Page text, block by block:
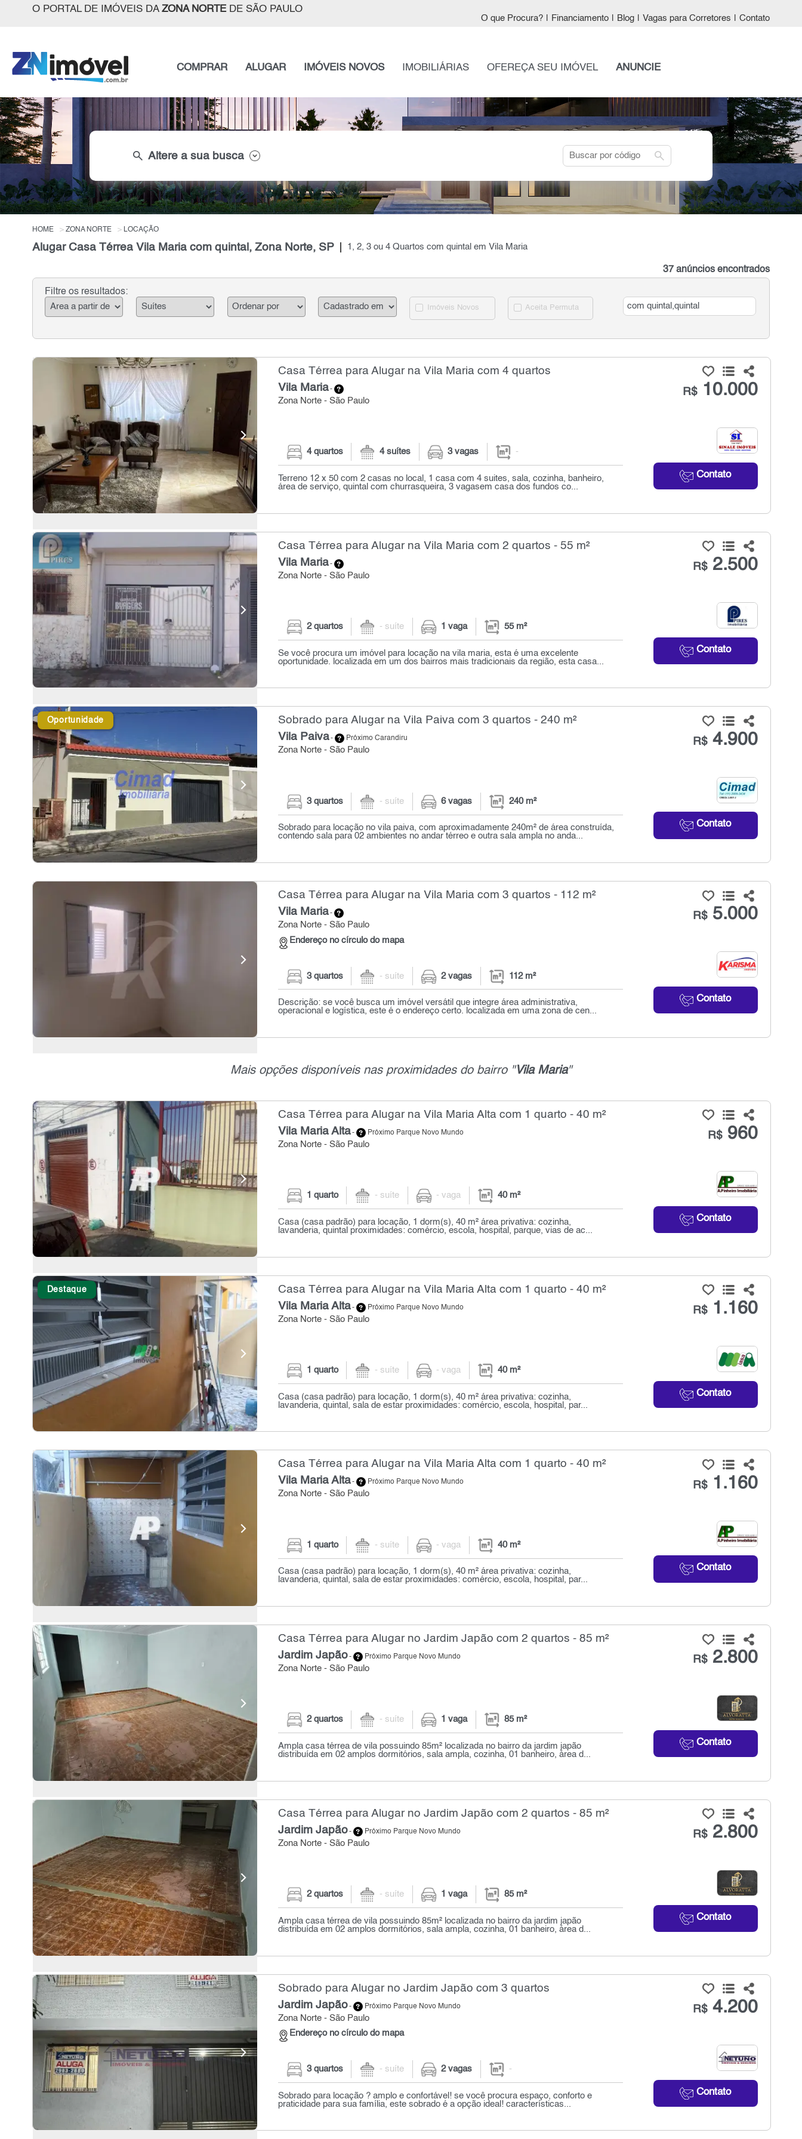
O PORTAL DE IMÓVEIS DA ZONA NORTEDE SÃO PAULO
O que Procura? Financiamento Blog Vagas para Corretores Contato
COMPRAR ALUGAR IMÓVEIS NOVOS IMOBILIÁRIAS OFEREÇA SEU IMÓVEL ANUNCIE
search Altere a sua busca search
HOME ZONA NORTE LOCAÇÃO
Alugar Casa Térrea Vila Maria com quintal, Zona Norte, SP 1, 2, 3 ou 4 Quartos com quintal em Vila Maria
37 anúncios encontrados
Filtre os resultados:
Imóveis Novos Aceita Permuta
Casa Térrea para Alugar na Vila Maria com 4 quartos
Vila Maria-
Zona Norte - São Paulo
R$10.000
Contato
4 quartos 4 suítes 3 vagas -
Terreno 12 x 50 com 2 casas no local, 1 casa com 4 suites, sala, cozinha, banheiro,
área de serviço, quintal com churrasqueira, 3 vagasem casa dos fundos co...
Casa Térrea para Alugar na Vila Maria com 2 quartos - 55 m²
Vila Maria-
Zona Norte - São Paulo
R$2.500
Contato
2 quartos - suíte 1 vaga 55 m²
Se você procura um imóvel para locação na vila maria, esta é uma excelente
oportunidade. localizada em um dos bairros mais tradicionais da região, esta casa...
Oportunidade Sobrado para Alugar na Vila Paiva com 3 quartos - 240 m²
Vila Paiva- Próximo Carandiru
Zona Norte - São Paulo
R$4.900
Contato
3 quartos - suíte 6 vagas 240 m²
Sobrado para locação no vila paiva, com aproximadamente 240m² de área construída,
contendo sala para 02 ambientes no andar térreo e outra sala ampla no anda...
Casa Térrea para Alugar na Vila Maria com 3 quartos - 112 m²
Vila Maria-
Zona Norte - São Paulo
Endereço no círculo do mapa
R$5.000
Contato
3 quartos - suíte 2 vagas 112 m²
Descrição: se você busca um imóvel versátil que integre área administrativa,
operacional e logística, este é o endereço certo. localizada em uma zona de cen...
Mais opções disponíveis nas proximidades do bairro "Vila Maria"
Casa Térrea para Alugar na Vila Maria Alta com 1 quarto - 40 m²
Vila Maria Alta- Próximo Parque Novo Mundo
Zona Norte - São Paulo
R$960
Contato
1 quarto - suíte - vaga 40 m²
Casa (casa padrão) para locação, 1 dorm(s), 40 m² área privativa: cozinha,
lavanderia, quintal proximidades: comércio, escola, hospital, parque, vias de ac...
Destaque Casa Térrea para Alugar na Vila Maria Alta com 1 quarto - 40 m²
Vila Maria Alta- Próximo Parque Novo Mundo
Zona Norte - São Paulo
R$1.160
Contato
1 quarto - suíte - vaga 40 m²
Casa (casa padrão) para locação, 1 dorm(s), 40 m² área privativa: cozinha,
lavanderia, quintal, sala de estar proximidades: comércio, escola, hospital, par...
Casa Térrea para Alugar na Vila Maria Alta com 1 quarto - 40 m²
Vila Maria Alta- Próximo Parque Novo Mundo
Zona Norte - São Paulo
R$1.160
Contato
1 quarto - suíte - vaga 40 m²
Casa (casa padrão) para locação, 1 dorm(s), 40 m² área privativa: cozinha,
lavanderia, quintal, sala de estar proximidades: comércio, escola, hospital, par...
Casa Térrea para Alugar no Jardim Japão com 2 quartos - 85 m²
Jardim Japão- Próximo Parque Novo Mundo
Zona Norte - São Paulo
R$2.800
Contato
2 quartos - suíte 1 vaga 85 m²
Ampla casa térrea de vila possuindo 85m² localizada no bairro da jardim japão
distribuída em 02 amplos dormitórios, sala ampla, cozinha, 01 banheiro, área d...
Casa Térrea para Alugar no Jardim Japão com 2 quartos - 85 m²
Jardim Japão- Próximo Parque Novo Mundo
Zona Norte - São Paulo
R$2.800
Contato
2 quartos - suíte 1 vaga 85 m²
Ampla casa térrea de vila possuindo 85m² localizada no bairro da jardim japão
distribuída em 02 amplos dormitórios, sala ampla, cozinha, 01 banheiro, área d...
Sobrado para Alugar no Jardim Japão com 3 quartos
Jardim Japão- Próximo Parque Novo Mundo
Zona Norte - São Paulo
Endereço no círculo do mapa
R$4.200
Contato
3 quartos - suíte 2 vagas -
Sobrado para locação ? amplo e confortável! se você procura espaço, conforto e
praticidade para sua família, este sobrado é a opção ideal! características...